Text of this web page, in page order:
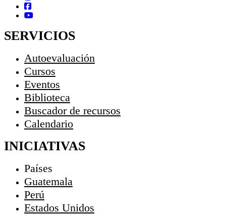
SERVICIOS
Autoevaluación
Cursos
Eventos
Biblioteca
Buscador de recursos
Calendario
INICIATIVAS
Países
Guatemala
Perú
Estados Unidos